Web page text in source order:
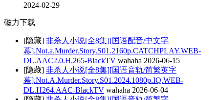
2024-02-29
磁力下载
[隐藏] 非杀人小说[全8集][国语配音/中文字
幕].Not.a.Murder.Story.S01.2160p.CATCHPLAY.WEB-
DL.AAC2.0.H.265-BlackTV wahaha 2026-06-15
[隐藏] 非杀人小说[全8集][国语音轨/简繁英字
幕].Not.A.Murder.Story.S01.2024.1080p.IQ.WEB-
DL.H264.AAC-BlackTV wahaha 2026-06-04